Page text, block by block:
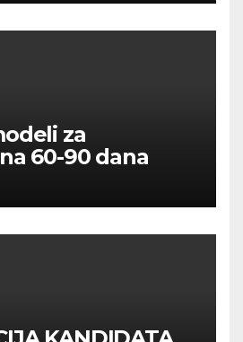
za
60-90 dana